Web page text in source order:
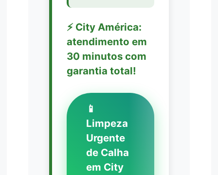
⚡ City América:
atendimento em
30 minutos com
garantia total!
📱
Limpeza
Urgente
de Calha
em City